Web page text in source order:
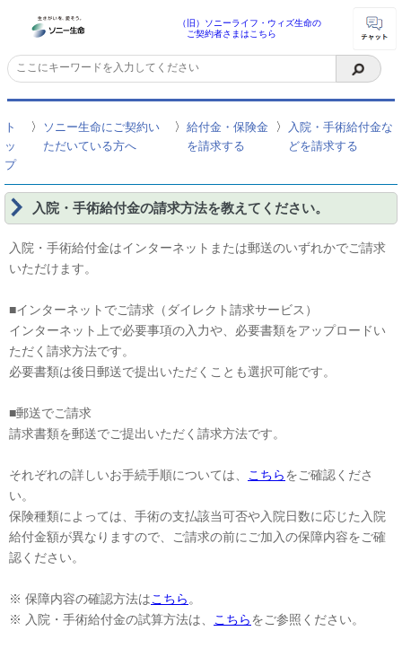
（旧）ソニーライフ・ウィズ生命の
ご契約者さまはこちら
ト
ッ
プ
〉
ソニー生命にご契約い
ただいている方へ
〉
給付金・保険金
を請求する
〉
入院・手術給付金な
どを請求する
入院・手術給付金の請求方法を教えてください。
入院・手術給付金はインターネットまたは郵送のいずれかでご請求
いただけます。
■インターネットでご請求（ダイレクト請求サービス）
インターネット上で必要事項の入力や、必要書類をアップロードい
ただく請求方法です。
必要書類は後日郵送で提出いただくことも選択可能です。
■郵送でご請求
請求書類を郵送でご提出いただく請求方法です。
それぞれの詳しいお手続手順については、 こちらをご確認くださ
い。
保険種類によっては、手術の支払該当可否や入院日数に応じた入院
給付金額が異なりますので、ご請求の前にご加入の保障内容をご確
認ください。
※ 保障内容の確認方法はこちら 。
※ 入院・手術給付金の試算方法は、
こちらをご参照ください。